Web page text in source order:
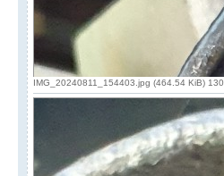
IMG_20240811_154403.jpg (464.54 KiB)